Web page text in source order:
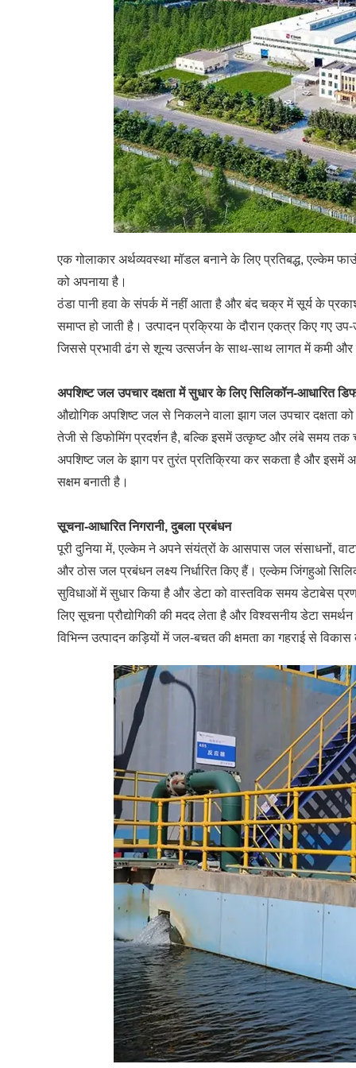
एक गोलाकार अर्थव्यवस्था मॉडल बनाने के लिए प्रतिबद्ध, एल्केम
को अपनाया है।
ठंडा पानी हवा के संपर्क में नहीं आता है और बंद चक्र में सूर्य के
समाप्त हो जाती है। उत्पादन प्रक्रिया के दौरान एकत्र किए गए
जिससे प्रभावी ढंग से शून्य उत्सर्जन के साथ-साथ लागत में कमी और
अपशिष्ट जल उपचार दक्षता में सुधार के लिए सिलिकॉन-आधारित
औद्योगिक अपशिष्ट जल से निकलने वाला झाग जल उपचार
तेजी से डिफोमिंग प्रदर्शन है, बल्कि इसमें उत्कृष्ट और लंबे समय
अपशिष्ट जल के झाग पर तुरंत प्रतिक्रिया कर सकता है और इसमें
सक्षम बनाती है।
सूचना-आधारित निगरानी, ​​दुबला प्रबंधन
पूरी दुनिया में, एल्केम ने अपने संयंत्रों के आसपास जल संसाधनों,
और ठोस जल प्रबंधन लक्ष्य निर्धारित किए हैं। एल्केम जिंगहुओ
सुविधाओं में सुधार किया है और डेटा को वास्तविक समय डेटाबेस
लिए सूचना प्रौद्योगिकी की मदद लेता है और विश्वसनीय डेटा
विभिन्न उत्पादन कड़ियों में जल-बचत की क्षमता का गहराई से विकास